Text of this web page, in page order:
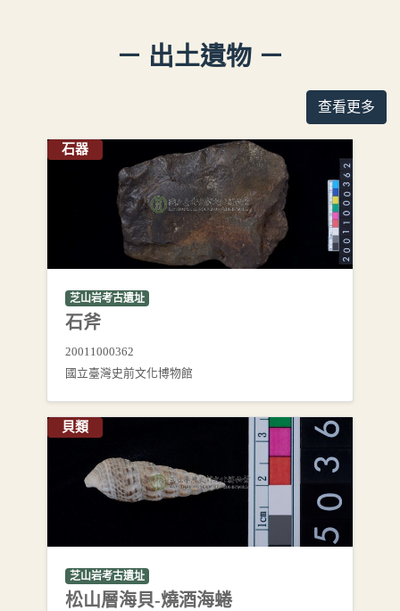
－ 出土遺物 －
查看更多
石器
芝山岩考古遺址
石斧
20011000362
國立臺灣史前文化博物館
貝類
芝山岩考古遺址
松山層海貝-燒酒海蜷